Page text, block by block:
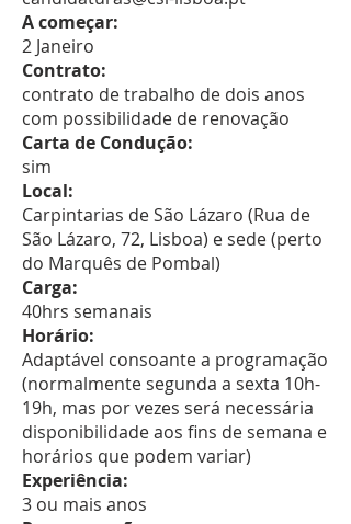
A começar:
2 Janeiro
Contrato:
contrato de trabalho de dois anos
com possibilidade de renovação
Carta de Condução:
sim
Local:
Carpintarias de São Lázaro (Rua de
São Lázaro, 72, Lisboa) e sede (perto
do Marquês de Pombal)
Carga:
40hrs semanais
Horário:
Adaptável consoante a programação
(normalmente segunda a sexta 10h-
19h, mas por vezes será necessária
disponibilidade aos fins de semana e
horários que podem variar)
Experiência:
3 ou mais anos